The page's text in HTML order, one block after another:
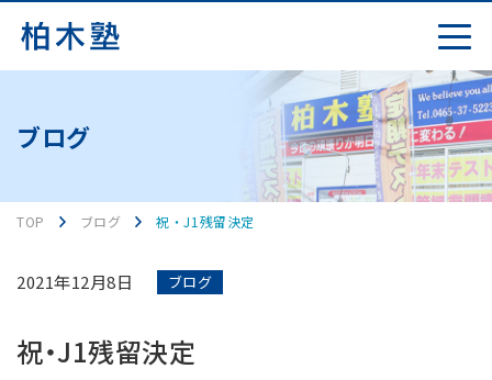
ブログ
TOP ブログ 祝・J1残留決定
2021年12月8日 ブログ
祝・J1残留決定